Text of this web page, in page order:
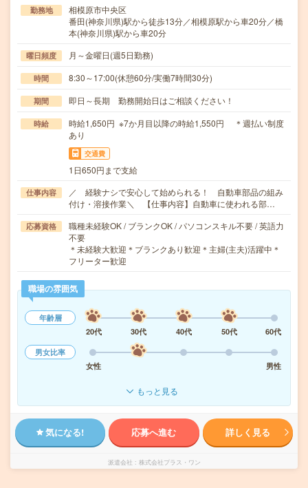
勤務地
相模原市中央区
番田(神奈川県)駅から徒歩13分／相模原駅から車20分／橋
本(神奈川県)駅から車20分
曜日頻度 月～金曜日(週5日勤務)
時間 8:30～17:00(休憩60分/実働7時間30分)
期間 即日～長期 勤務開始日はご相談ください！
時給
時給1,650円 ※7か月目以降の時給1,550円 ＊週払い制度
あり
交通費
1日650円まで支給
仕事内容
／ 経験ナシで安心して始められる！ 自動車部品の組み
付け・溶接作業＼ 【仕事内容】自動車に使われる部…
応募資格
職種未経験OK / ブランクOK / パソコンスキル不要 / 英語力
不要
＊未経験大歓迎＊ブランクあり歓迎＊主婦(主夫)活躍中＊
フリーター歓迎
職場の雰囲気
年齢層
20代
30代 40代 50代
60代
男女比率
女性
男性
もっと見る
気になる! 応募へ進む 詳しく見る
派遣会社 株式会社プラス・ワン